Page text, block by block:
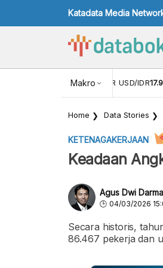
Katadata Media
Makro
NILAI TUKAR USD/IDR
Home Data Stories
KETENAGAKERJAAN
Keadaan
Agus Dwi
04/03/2026
Secara historis,
86.467 pekerja dan